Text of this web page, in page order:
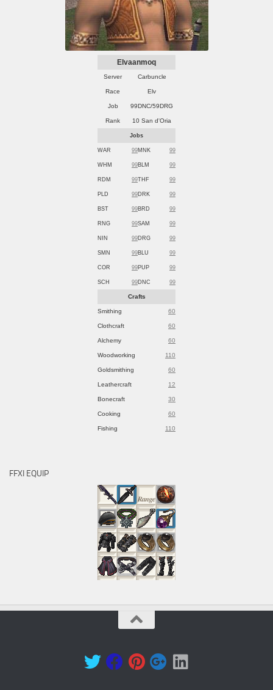
Elvaanmoq
Server Carbuncle
Race Elv
Job 99DNC/59DRG
Rank 10 San d'Oria
Jobs
WAR 99MNK 99
WHM 99BLM 99
RDM 99THF 99
PLD 99DRK 99
BST 99BRD 99
RNG 99SAM 99
NIN 99DRG 99
SMN 99BLU 99
COR 99PUP 99
SCH 99DNC 99
Crafts
Smithing 60
Clothcraft 60
Alchemy 60
Woodworking 110
Goldsmithing 60
Leathercraft 12
Bonecraft 30
Cooking 60
Fishing 110
FFXI EQUIP